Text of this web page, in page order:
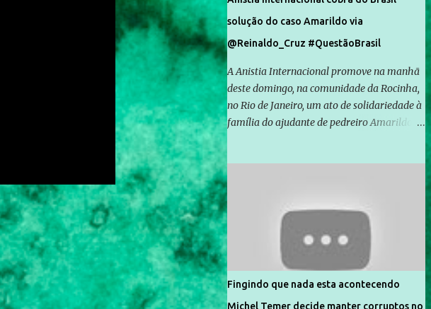
solução do caso Amarildo via
@Reinaldo_Cruz #QuestãoBrasil
A Anistia Internacional promove na manhã
deste domingo, na comunidade da Rocinha,
no Rio de Janeiro, um ato de solidariedade à
família do ajudante de pedreiro Amarildo de
Rocinha. A assessora de Direitos Humanos
da Anistia Internacional, Renata Neder, disse
à Agência Brasil que ações e atividades de
mobilização são feitas normalmente pela
organização não governamental. As ações
de solidariedade são promovidas em apoio
Fingindo que nada esta acontecendo
Michel Temer decide manter corruptos no